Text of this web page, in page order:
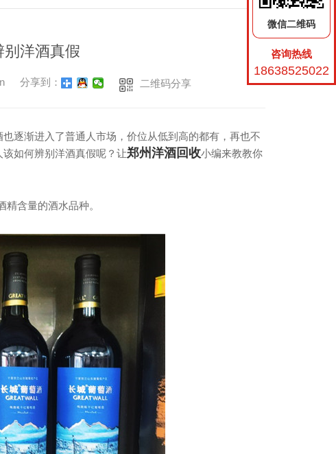
洋酒真假
分享到： 二维码分享
逐渐进入了普通人市场，价位从低到高的都有，再也不
如何辨别洋酒真假呢？让郑州洋酒回收小编来教教你
含量的酒水品种。
微信二维码
咨询热线
18638525022